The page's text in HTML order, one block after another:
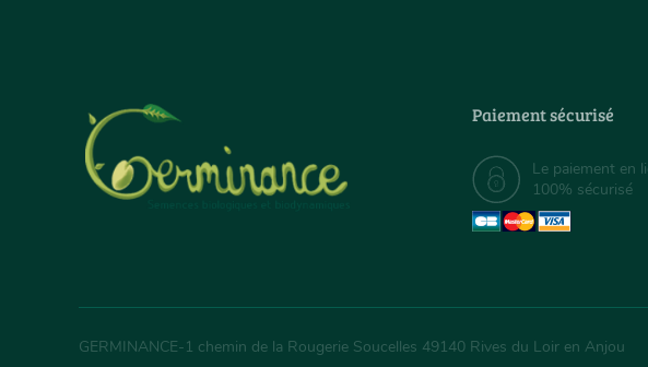
Paiement sécurisé
Le paiement en
100% sécurisé
GERMINANCE-1 chemin de la Rougerie Soucelles 49140 Rives du Loir en Anjou